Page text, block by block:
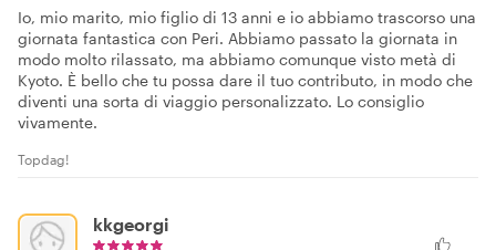
Io, mio marito, mio figlio di 13 anni e io abbiamo trascorso una
giornata fantastica con Peri. Abbiamo passato la giornata in
modo molto rilassato, ma abbiamo comunque visto metà di
Kyoto. È bello che tu possa dare il tuo contributo, in modo che
diventi una sorta di viaggio personalizzato. Lo consiglio
vivamente.
Topdag!
kkgeorgi